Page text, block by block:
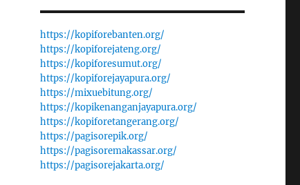
https://kopiforebanten.org/
https://kopiforejateng.org/
https://kopiforesumut.org/
https://kopiforejayapura.org/
https://mixuebitung.org/
https://kopikenanganjayapura.org/
https://kopiforetangerang.org/
https://pagisorepik.org/
https://pagisoremakassar.org/
https://pagisorejakarta.org/